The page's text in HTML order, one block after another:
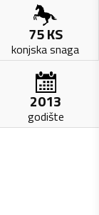
75KS
konjska snaga
2013
godište